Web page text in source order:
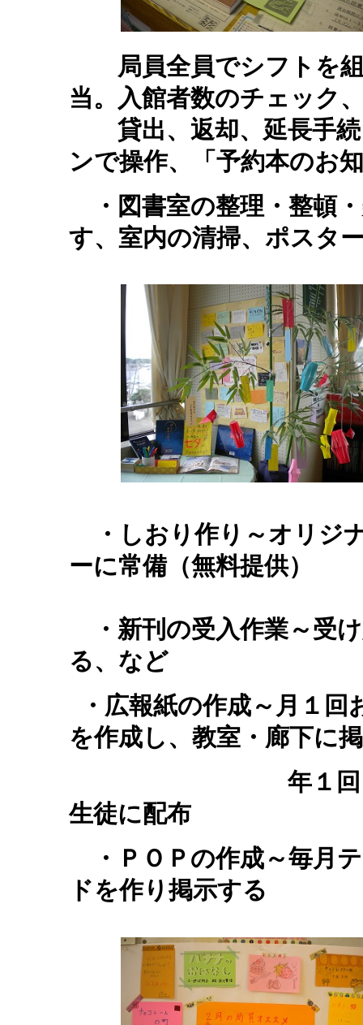
局員全員でシフトを組
当。入館者数のチェック
貸出、返却、延長手続
ンで操作、
「予約本のお
・図書室の整理・整頓
す、室内の清掃、 ポスタ
・しおり作り～オリジ
ーに常備（無料提供）
・新刊の受入作業～受
る、など
・広報紙の作成～月１
を作成し、教室・廊下に
年１回「図書館
生徒に配布
・ＰＯＰの作成～毎月
ドを作り掲示する